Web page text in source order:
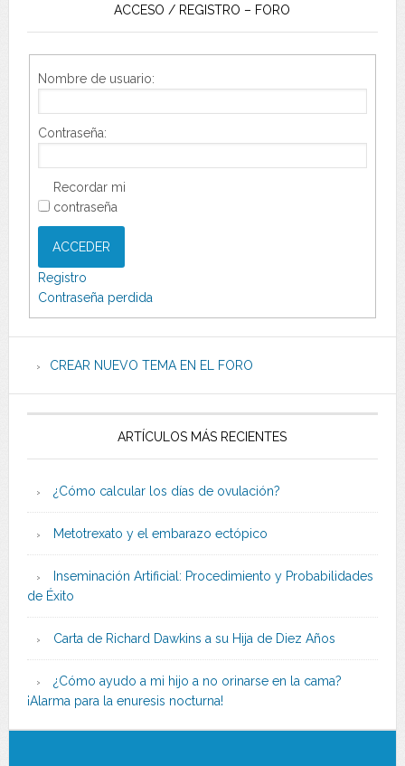
ACCESO / REGISTRO – FORO
Nombre de usuario:
Contraseña:
Recordar mi
contraseña
ACCEDER
Registro
Contraseña perdida
CREAR NUEVO TEMA EN EL FORO
ARTÍCULOS MÁS RECIENTES
¿Cómo calcular los días de ovulación?
Metotrexato y el embarazo ectópico
Inseminación Artificial: Procedimiento y Probabilidades
de Éxito
Carta de Richard Dawkins a su Hija de Diez Años
¿Cómo ayudo a mi hijo a no orinarse en la cama?
¡Alarma para la enuresis nocturna!